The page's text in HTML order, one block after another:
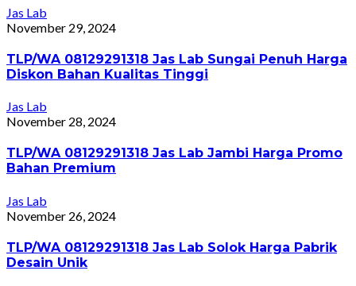
Jas Lab
November 29, 2024
TLP/WA 08129291318 Jas Lab Sungai Penuh Harga
Diskon Bahan Kualitas Tinggi
Jas Lab
November 28, 2024
TLP/WA 08129291318 Jas Lab Jambi Harga Promo
Bahan Premium
Jas Lab
November 26, 2024
TLP/WA 08129291318 Jas Lab Solok Harga Pabrik
Desain Unik